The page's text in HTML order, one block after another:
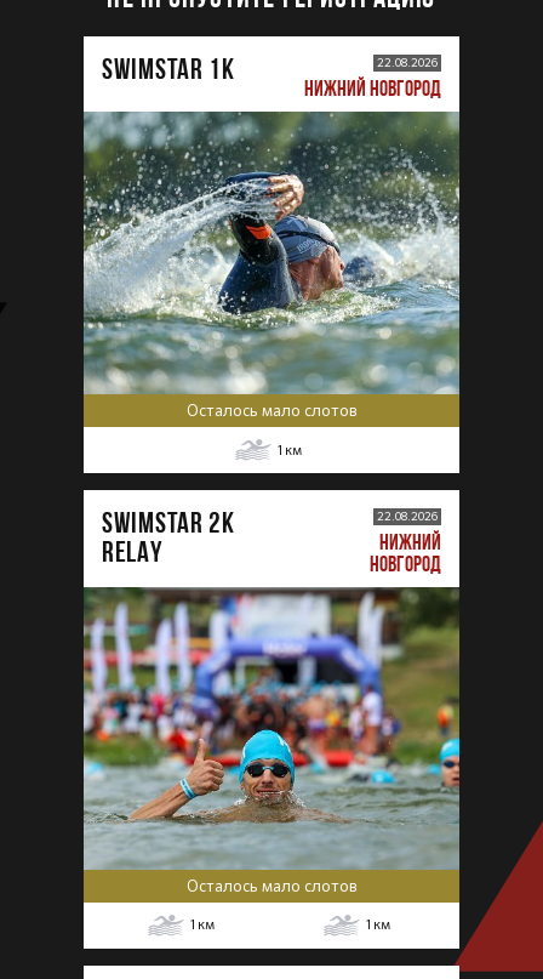
SWIMSTAR 1K 22.08.2026
НИЖНИЙ НОВГОРОД
Осталось мало слотов
1 км
SWIMSTAR 2K
RELAY
22.08.2026
НИЖНИЙ
НОВГОРОД
Осталось мало слотов
1 км 1 км